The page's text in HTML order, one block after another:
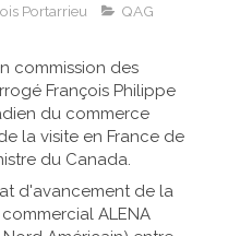
Portarrieu QAG
commission des
François Philippe
du commerce
la visite en France de
du Canada.
d'avancement de la
ALENA